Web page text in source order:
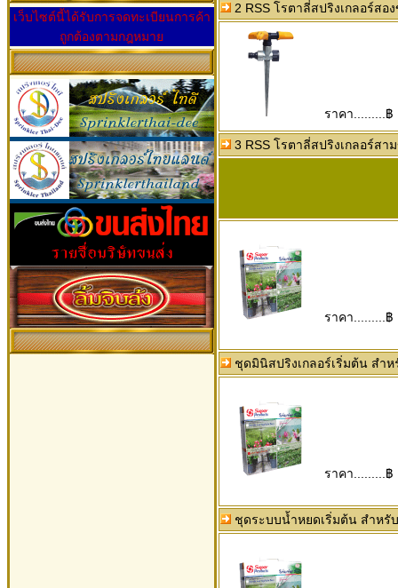
เว็บไซต์นี้ได้รับการจดทะเบียนการค้า
ถูกต้องตามกฎหมาย
2 RSS โรตาลี่สปริงเกลอร์สอ
ราคา.........฿
3 RSS โรตาลี่สปริงเกลอร์สา
ราคา.........฿
ชุดมินิสปริงเกลอร์เริ่มต้น สำ
ราคา.........฿
ชุดระบบน้ำหยดเริ่มต้น สำหรั